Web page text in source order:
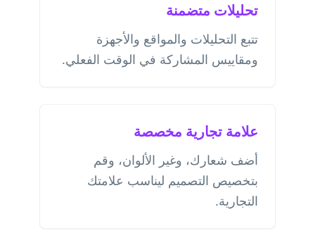
تحليلات متضمنة
تتبع التحليلات والمواقع والأجهزة
ومقاييس المشاركة في الوقت الفعلي.
علامة تجارية مخصصة
أضف شعارك، وغير الألوان، وقم
بتخصيص التصميم ليناسب علامتك
التجارية.